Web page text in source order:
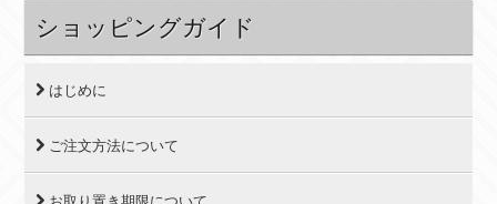
ショッピングガイド
はじめに
ご注文方法について